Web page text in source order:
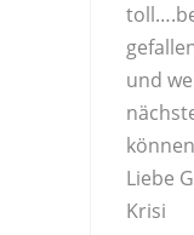
und
Liebe
Krisi